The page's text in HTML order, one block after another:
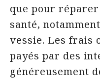
que pour réparer
santé,
vessie. Les frais
payés par des
généreusement